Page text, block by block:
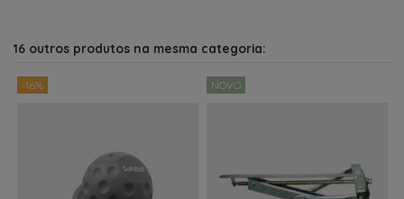
16 outros produtos na mesma categoria:
-16% NOVO